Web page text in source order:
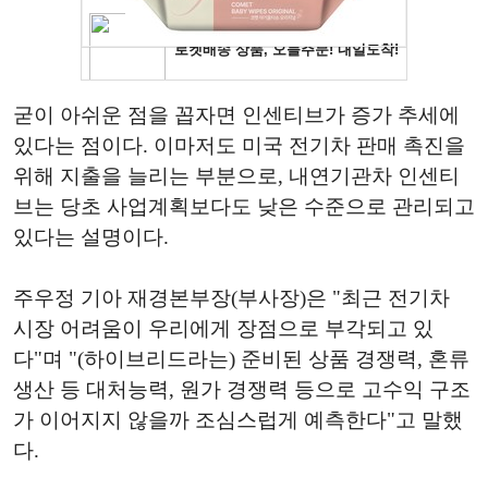
굳이 아쉬운 점을 꼽자면 인센티브가 증가 추세에
있다는 점이다. 이마저도 미국 전기차 판매 촉진을
위해 지출을 늘리는 부분으로, 내연기관차 인센티
브는 당초 사업계획보다도 낮은 수준으로 관리되고
있다는 설명이다.
주우정 기아 재경본부장(부사장)은 "최근 전기차
시장 어려움이 우리에게 장점으로 부각되고 있
다"며 "(하이브리드라는) 준비된 상품 경쟁력, 혼류
생산 등 대처능력, 원가 경쟁력 등으로 고수익 구조
가 이어지지 않을까 조심스럽게 예측한다"고 말했
다.